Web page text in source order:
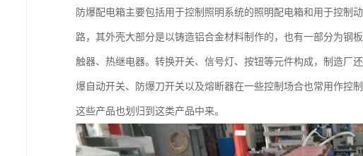
防爆配电箱主要包括用于控制照明系统的照明配电箱和用于控制
路，其外壳大部分是以铸造铝合金材料制作的，也有一部分为钢
触器、热继电器。转换开关、信号灯、按钮等元件构成，制造
爆自动开关、防爆刀开关以及熔断器在一些控制场合也常用作控
这些产品也划归到这类产品中来。